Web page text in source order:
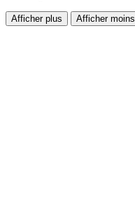
Afficher plus Afficher moins